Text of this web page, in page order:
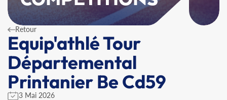
Retour
Equip'athlé Tour
Départemental
Printanier Be Cd59
3 Mai 2026